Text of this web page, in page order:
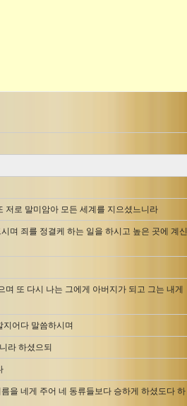
저로 말미암아 모든 세계를 지으셨느니라
며 죄를 정결케 하는 일을 하시고 높은 곳에 계신
또 다시 나는 그에게 아버지가 되고 그는 내게
어다 말씀하시며
라 하셨으되
을 네게 주어 네 동류들보다 승하게 하셨도다 하